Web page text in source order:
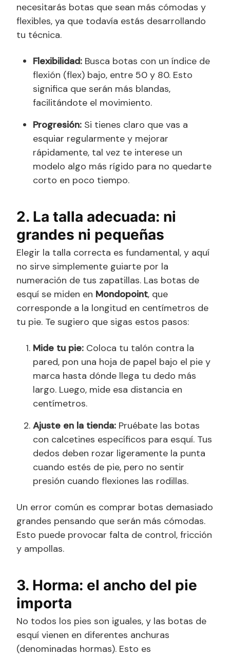
necesitarás botas que sean más cómodas y
flexibles, ya que todavía estás desarrollando
tu técnica.
Flexibilidad: Busca botas con un índice de
flexión (flex) bajo, entre 50 y 80. Esto
significa que serán más blandas,
facilitándote el movimiento.
Progresión: Si tienes claro que vas a
esquiar regularmente y mejorar
rápidamente, tal vez te interese un
modelo algo más rígido para no quedarte
corto en poco tiempo.
2. La talla adecuada: ni
grandes ni pequeñas
Elegir la talla correcta es fundamental, y aquí
no sirve simplemente guiarte por la
numeración de tus zapatillas. Las botas de
esquí se miden en Mondopoint, que
corresponde a la longitud en centímetros de
tu pie. Te sugiero que sigas estos pasos:
Mide tu pie: Coloca tu talón contra la
pared, pon una hoja de papel bajo el pie y
marca hasta dónde llega tu dedo más
largo. Luego, mide esa distancia en
centímetros.
Ajuste en la tienda: Pruébate las botas
con calcetines específicos para esquí. Tus
dedos deben rozar ligeramente la punta
cuando estés de pie, pero no sentir
presión cuando flexiones las rodillas.
Un error común es comprar botas demasiado
grandes pensando que serán más cómodas.
Esto puede provocar falta de control, fricción
y ampollas.
3. Horma: el ancho del pie
importa
No todos los pies son iguales, y las botas de
esquí vienen en diferentes anchuras
(denominadas hormas). Esto es